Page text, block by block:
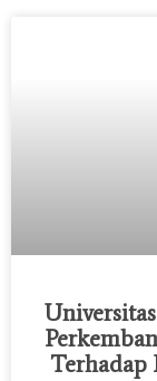
Terhadap